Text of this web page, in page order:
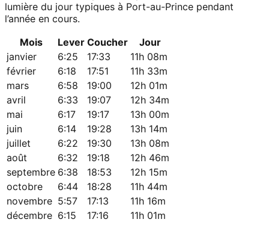
lumière du jour typiques à Port-au-Prince pendant
l’année en cours.
Mois
Lever Coucher
Jour
janvier
6:25 17:33
11h 08m
février
6:18 17:51
11h 33m
mars
6:58 19:00
12h 01m
avril
6:33 19:07
12h 34m
mai
6:17 19:17
13h 00m
juin
6:14 19:28
13h 14m
juillet
6:22 19:30
13h 08m
août
6:32 19:18
12h 46m
septembre 6:38 18:53
12h 15m
octobre
6:44 18:28
11h 44m
novembre 5:57 17:13
11h 16m
décembre 6:15 17:16 11h 01m